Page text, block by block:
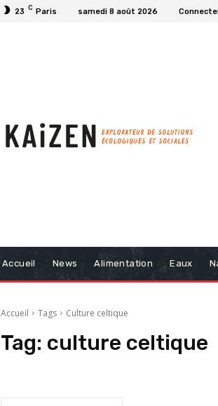
23 C Paris samedi 8 août 2026
Accueil News Alimentation Eaux
Accueil Tags Culture celtique
Tag: culture celtique